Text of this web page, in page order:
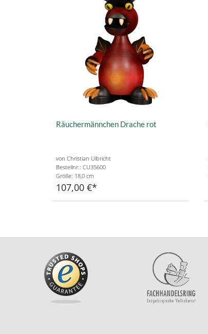
Räuchermännchen Drache rot
von Christian Ulbricht
Bestellnr.: CU35600
Größe: 18,0 cm
107,00 €